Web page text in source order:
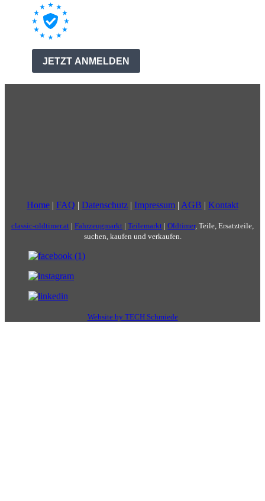
Home | FAQ | Datenschutz | Impressum | AGB | Kontakt
classic-oldtimer.at | Fahrzeugmarkt | Teilemarkt | Oldtimer, Teile, Ersatzteile,
suchen, kaufen und verkaufen.
Website by TECH Schmiede